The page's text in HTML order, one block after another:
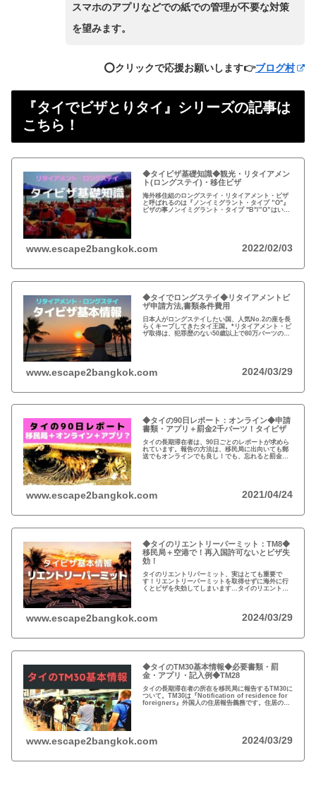
スマホのアプリなどでの紙での管理が不要な対策
を望みます。
⭕️クリックで応援お願いします👉ブログ村
『タイでビザとりタイ』シリーズの記事は
こちら！
◆タイビザ基礎知識◆観光・リタイアメン
ト(ロングステイ)・移住ビザ
海外移住組のロングステイ・リタイアメント・ビザ
と呼ばれるのは『ノンイミグラント・タイプ ”O"』
ビザの事ノンイミグラント・タイプ "B"/”O”はいず
www.escape2bangkok.com 2022/02/03
◆タイでロングステイ◆リタイアメントビ
ザ申請方法,書類条件費用
日本人がロングステイしたい国、人気No.2の座を長
らくキープしてきたタイ王国。*リタイアメント・ビ
ザ取得は、犯罪歴のない50歳以上で80万バーツの銀
www.escape2bangkok.com 2024/03/29
◆タイの90日レポート：オンライン◆申請
書類・アプリ＋罰金2千バーツ！タイビザ
タイの長期滞在者は、90日ごとのレポートが求めら
れています。報告の方法は、移民局に出向いても郵
送でもオンラインでも良し！でも、忘れると罰金
www.escape2bangkok.com 2021/04/24
◆タイのリエントリーパーミット：TM8◆
移民局＋空港で！再入国許可ないとビザ失
効！
タイのリエントリパーミット、実はとても重要で
す！リエントリーパーミットを取得せずに海外に行
くとビザを失効してしまいます…タイのリエントリ
www.escape2bangkok.com 2024/03/29
◆タイのTM30基本情報◆必要書類・罰
金・アプリ・記入例◆TM28
タイの長期滞在者の所在を移民局に報告するTM30に
ついて。TM30は『Notification of residence for
foreigners』外国人の住居報告義務です。住居のオ
www.escape2bangkok.com 2024/03/29